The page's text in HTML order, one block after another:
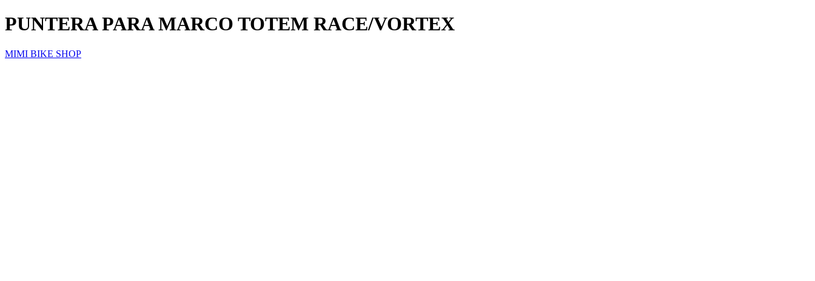
PUNTERA PARA MARCO TOTEM RACE/VORTEX
MIMI BIKE SHOP